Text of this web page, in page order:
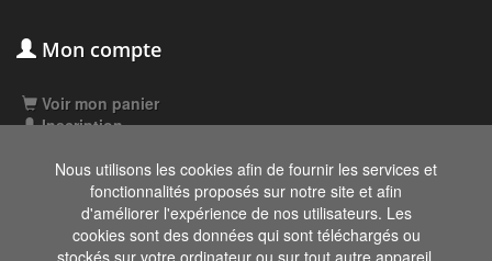
Mon compte
Voir mon panier
Inscription
Les données affichées ici, particulièrement la
base de donnée complète, ne doivent pas être
Nous utilisons les cookies afin de fournir les services et
fonctionnalités proposés sur notre site et afin
d'améliorer l'expérience de nos utilisateurs. Les
cookies sont des données qui sont téléchargés ou
stockés sur votre ordinateur ou sur tout autre appareil.